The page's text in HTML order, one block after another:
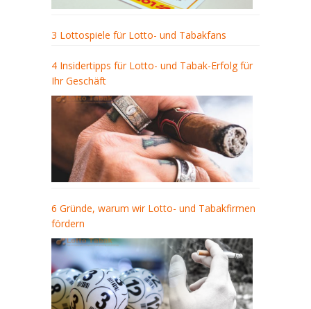
3 Lottospiele für Lotto- und Tabakfans
4 Insidertipps für Lotto- und Tabak-Erfolg für
Ihr Geschäft
6 Gründe, warum wir Lotto- und Tabakfirmen
fördern